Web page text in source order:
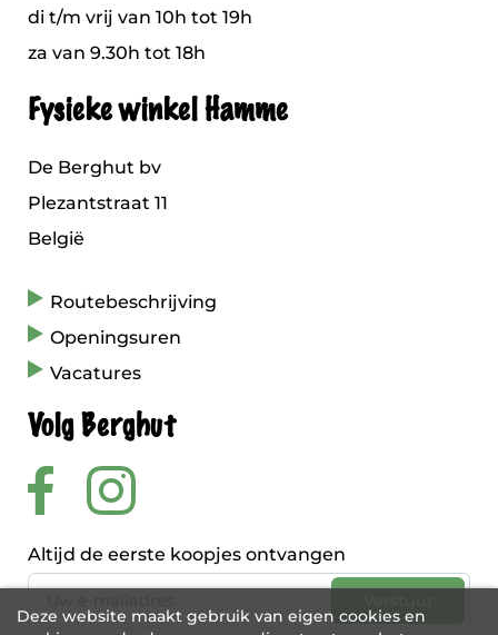
di t/m vrij van 10h tot 19h
za van 9.30h tot 18h
Fysieke winkel Hamme
De Berghut bv
Plezantstraat 11
België
Routebeschrijving
Openingsuren
Vacatures
Volg Berghut
Altijd de eerste koopjes ontvangen
Deze website maakt gebruik van eigen cookies en